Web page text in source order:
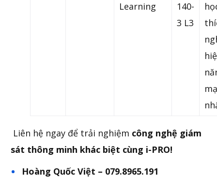
Learning
140-
3 L3
Liên hệ ngay để trải nghiệm công nghệ giám
sát thông minh khác biệt cùng i-PRO!
Hoàng Quốc Việt – 079.8965.191